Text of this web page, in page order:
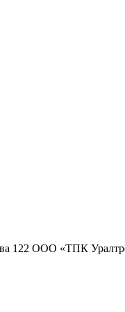
122 ООО «ТПК